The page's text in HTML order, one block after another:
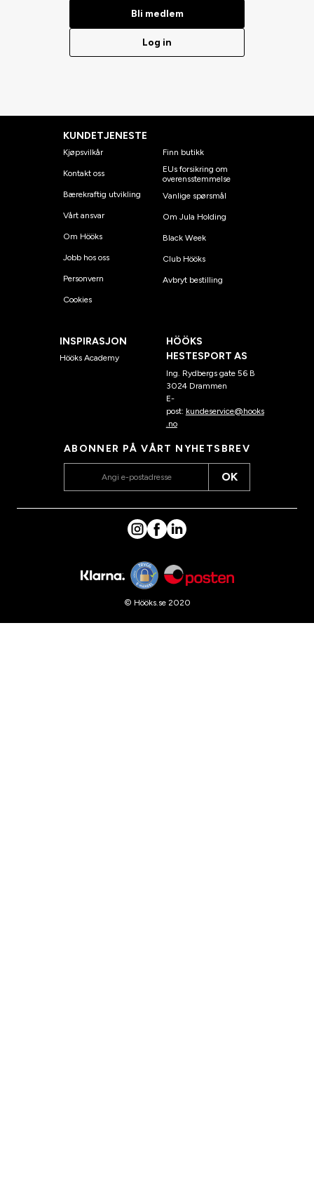
Bli medlem
Log in
KUNDETJENESTE
Kjøpsvilkår
Kontakt oss
Bærekraftig utvikling
Vårt ansvar
Om Hööks
Jobb hos oss
Personvern
Cookies
Finn butikk
EUs forsikring om
overensstemmelse
Vanlige spørsmål
Om Jula Holding
Black Week
Club Hööks
Avbryt bestilling
INSPIRASJON
Hööks Academy
HÖÖKS
HESTESPORT AS
Ing. Rydbergs gate 56 B
3024 Drammen
E-
post: kundeservice@hooks
.no
ABONNER PÅ VÅRT NYHETSBREV
OK
© Hööks.se 2020